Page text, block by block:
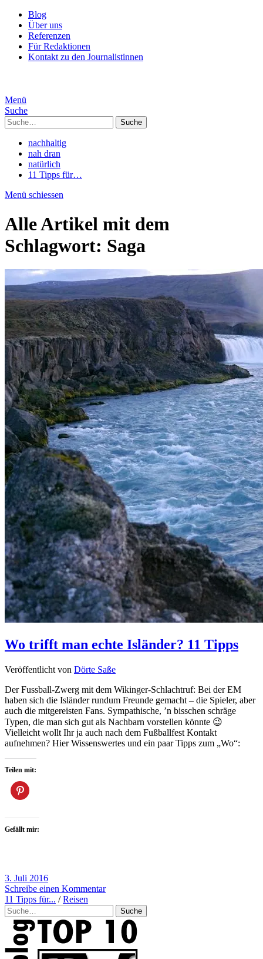
Blog
Über uns
Referenzen
Für Redaktionen
Kontakt zu den Journalistinnen
Menü
Suche
Suche
nachhaltig
nah dran
natürlich
11 Tipps für…
Menü schiessen
Alle Artikel mit dem
Schlagwort: Saga
Wo trifft man echte Isländer? 11 Tipps
Veröffentlicht von Dörte Saße
Der Fussball-Zwerg mit dem Wikinger-Schlachtruf: Bei der EM
haben sich die Isländer rundum Freunde gemacht – die Spieler, aber
auch die mitgereisten Fans. Sympathische, ’n bisschen schräge
Typen, die man sich gut als Nachbarn vorstellen könnte 😉
Vielleicht wollt Ihr ja auch nach dem Fußballfest Kontakt
aufnehmen? Hier Wissenswertes und ein paar Tipps zum „Wo“:
Teilen mit:
Gefällt mir:
3. Juli 2016
Schreibe einen Kommentar
11 Tipps für... /Reisen
Suche